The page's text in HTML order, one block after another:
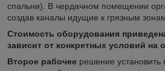
спальни). В чердачном помещении
создав каналы идущие к грязным
Стоимость оборудования
зависит от конкретных условий на
Второе рабочее решение